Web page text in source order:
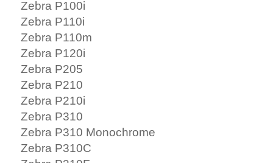
Zebra P100i
Zebra P110i
Zebra P110m
Zebra P120i
Zebra P205
Zebra P210
Zebra P210i
Zebra P310
Zebra P310 Monochrome
Zebra P310C